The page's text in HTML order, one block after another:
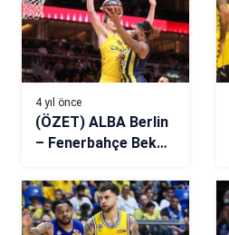
4 yıl önce
(ÖZET) ALBA Berlin
– Fenerbahçe Beko